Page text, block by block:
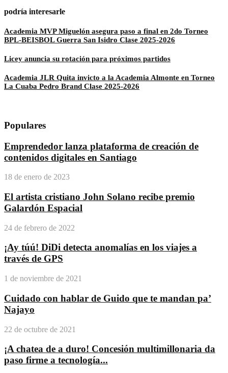
podría interesarle
Academia MVP Miguelón asegura paso a final en 2do Torneo
BPL-BEISBOL Guerra San Isidro Clase 2025-2026
Licey anuncia su rotación para próximos partidos
Academia JLR Quita invicto a la Academia Almonte en Torneo
La Cuaba Pedro Brand Clase 2025-2026
Populares
Emprendedor lanza plataforma de creación de
contenidos digitales en Santiago
18 de enero de 2023
El artista cristiano John Solano recibe premio
Galardón Espacial
24 de febrero de 2022
¡Ay túú! DiDi detecta anomalías en los viajes a
través de GPS
1 de noviembre de 2021
Cuidado con hablar de Guido que te mandan pa’
Najayo
22 de octubre de 2021
¡A chatea de a duro! Concesión multimillonaria da
paso firme a tecnología...